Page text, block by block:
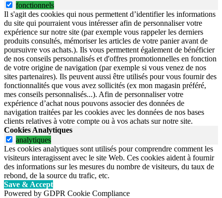
fonctionnels
Il s'agit des cookies qui nous permettent d’identifier les informations
du site qui pourraient vous intéresser afin de personnaliser votre
expérience sur notre site (par exemple vous rappeler les derniers
produits consultés, mémoriser les articles de votre panier avant de
poursuivre vos achats.). Ils vous permettent également de bénéficier
de nos conseils personnalisés et d'offres promotionnelles en fonction
de votre origine de navigation (par exemple si vous venez de nos
sites partenaires). Ils peuvent aussi être utilisés pour vous fournir des
fonctionnalités que vous avez sollicités (ex mon magasin préféré,
mes conseils personnalisés...). Afin de personnaliser votre
expérience d’achat nous pouvons associer des données de
navigation traitées par les cookies avec les données de nos bases
clients relatives à votre compte ou à vos achats sur notre site.
Cookies Analytiques
analytiques
Les cookies analytiques sont utilisés pour comprendre comment les
visiteurs interagissent avec le site Web. Ces cookies aident à fournir
des informations sur les mesures du nombre de visiteurs, du taux de
rebond, de la source du trafic, etc.
Save & Accept
Powered by GDPR Cookie Compliance